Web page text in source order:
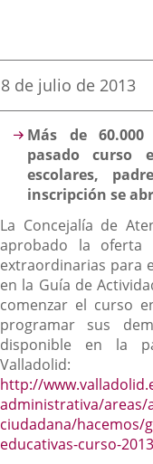
Fecha
la
noticia
8 de julio de 2013
Descripción
Más de
pasado curso
escolares,
inscripción se
La Concejalía de
aprobado la oferta
extraordinarias para
en la Guía de
comenzar el curso
programar sus
disponible en la
Valladolid:
http://
administrativa/areas/
ciudadana/hacemos/
educativas-curso-